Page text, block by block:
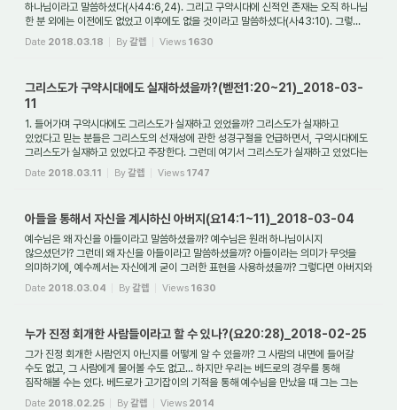
하나님이라고 말씀하셨다(사44:6,24). 그리고 구약시대에 신적인 존재는 오직 하나님
한 분 외에는 이전에도 없었고 이후에도 없을 것이라고 말씀하셨다(사43:10). 그렇...
Date 2018.03.18 By갈렙 Views 1630
그리스도가 구약시대에도 실재하셨을까?(벧전1:20~21)_2018-03-
11
1. 들어가며 구약시대에도 그리스도가 실재하고 있었을까? 그리스도가 실재하고
있었다고 믿는 분들은 그리스도의 선재성에 관한 성경구절을 언급하면서, 구약시대에도
그리스도가 실재하고 있었다고 주장한다. 그런데 여기서 그리스도가 실재하고 있었다는
말...
Date 2018.03.11 By갈렙 Views 1747
아들을 통해서 자신을 계시하신 아버지(요14:1~11)_2018-03-04
예수님은 왜 자신을 아들이라고 말씀하셨을까? 예수님은 원래 하나님이시지
않으셨던가? 그런데 왜 자신을 아들이라고 말씀하셨을까? 아들이라는 의미가 무엇을
의미하기에, 예수께서는 자신에게 굳이 그러한 표현을 사용하셨을까? 그렇다면 아버지와
예수님은...
Date 2018.03.04 By갈렙 Views 1630
누가 진정 회개한 사람들이라고 할 수 있나?(요20:28)_2018-02-25
그가 진정 회개한 사람인지 아닌지를 어떻게 알 수 있을까? 그 사람의 내면에 들어갈
수도 없고, 그 사람에게 물어볼 수도 없고... 하지만 우리는 베드로의 경우를 통해
짐작해볼 수는 있다. 베드로가 고기잡이의 기적을 통해 예수님을 만났을 때 그는 그는
하...
Date 2018.02.25 By갈렙 Views 2014